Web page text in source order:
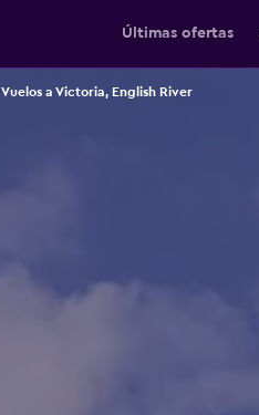
Últimas ofertas
Vuelos a Victoria, English River